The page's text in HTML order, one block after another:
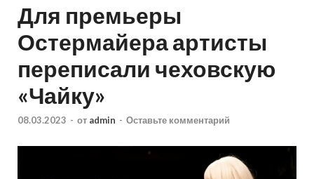
Для премьеры
Остермайера артисты
переписали чеховскую
«Чайку»
08.03.2023 - от admin - Оставьте комментарий